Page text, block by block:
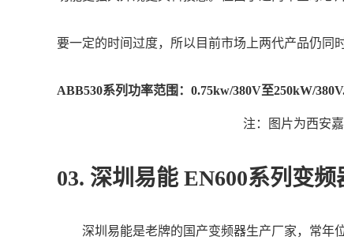
要一定的时间过度，所以目前市场上两代产品仍同
ABB530系列功率范围：0.75kw/380V至250kW/
注：图片为西安
03. 深圳易能 EN600系列变频
深圳易能是老牌的国产变频器生产厂家，常年位